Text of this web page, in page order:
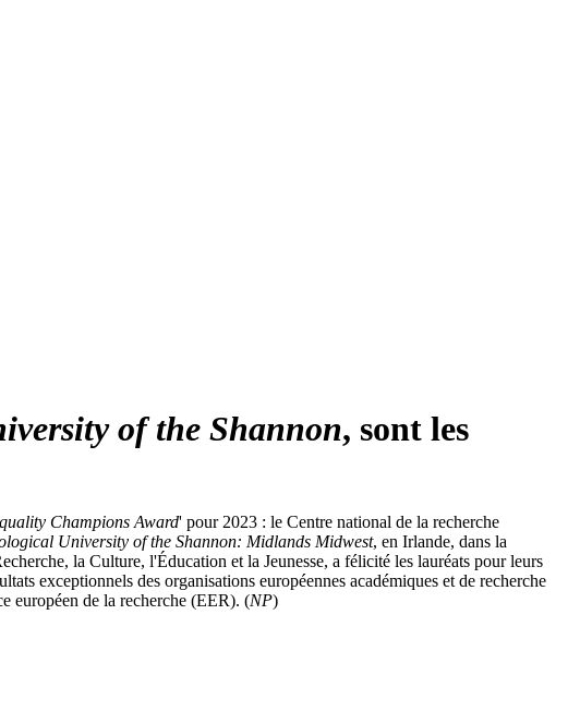
of the Shannon, sont les
Champions Award' pour 2023 : le Centre national de la recherche
University of the Shannon: Midlands Midwest, en Irlande, dans la
la Culture, l'Éducation et la Jeunesse, a félicité les lauréats pour leurs
exceptionnels des organisations européennes académiques et de recherche
européen de la recherche (EER). (NP)